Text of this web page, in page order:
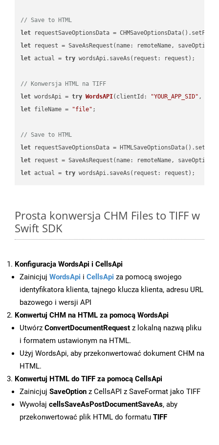
// Save to HTML
let requestSaveOptionsData =
let request = SaveAsRequest(name: remoteName,
let actual = try wordsApi.saveAs(request: request);
// Konwersja HTML na TIFF
let wordsApi = try WordsAPI( clientId: "YOUR_APP_SID" ,
let fileName = "file" ;
// Save to HTML
let requestSaveOptionsData =
let request = SaveAsRequest(name: remoteName,
let actual = try
Prosta konwersja CHM Files to TIFF w
Swift SDK
Konfiguracja WordsApi i CellsApi
Zainicjuj WordsApi i CellsApi za pomocą swojego
identyfikatora klienta, tajnego klucza klienta, adresu URL
bazowego i wersji API
Konwertuj CHM na HTML za pomocą WordsApi
Utwórz ConvertDocumentRequest z lokalną nazwą pliku
i formatem ustawionym na HTML.
Użyj WordsApi, aby przekonwertować dokument CHM na
HTML.
Konwertuj HTML do TIFF za pomocą CellsApi
Zainicjuj SaveOption z CellsAPI z SaveFormat jako TIFF
Wywołaj cellsSaveAsPostDocumentSaveAs, aby
przekonwertować plik HTML do formatu TIFF